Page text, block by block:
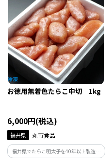
切れてしまったものだけを集めたお得用
商品です。味はギフト品と変わらずお得な
価格で。
お徳用無着色たらこ中切 1kg
6,000円(税込)
福井県 丸市食品
福井県でたらこ明太子を40年以上製造し
ている丸市食品が作るたらこです。製造の